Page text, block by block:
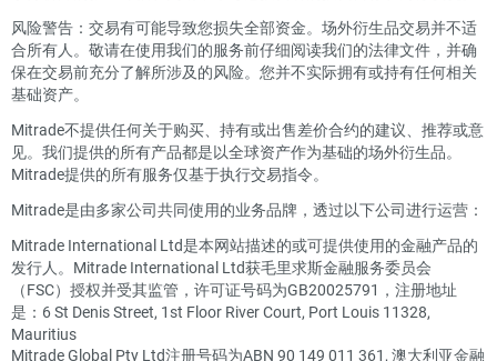
风险警告：交易有可能导致您损失全部资金。场外衍生品交易并不适
合所有人。敬请在使用我们的服务前仔细阅读我们的法律文件，并确
保在交易前充分了解所涉及的风险。您并不实际拥有或持有任何相关
基础资产。
Mitrade不提供任何关于购买、持有或出售差价合约的建议、推荐或意
见。我们提供的所有产品都是以全球资产作为基础的场外衍生品。
Mitrade提供的所有服务仅基于执行交易指令。
Mitrade是由多家公司共同使用的业务品牌，透过以下公司进行运营：
Mitrade International Ltd是本网站描述的或可提供使用的金融产品的
发行人。Mitrade International Ltd获毛里求斯金融服务委员会
（FSC）授权并受其监管，许可证号码为GB20025791，注册地址
是：6 St Denis Street, 1st Floor River Court, Port Louis 11328,
Mauritius
Mitrade Global Pty Ltd注册号码为ABN 90 149 011 361, 澳大利亚金融